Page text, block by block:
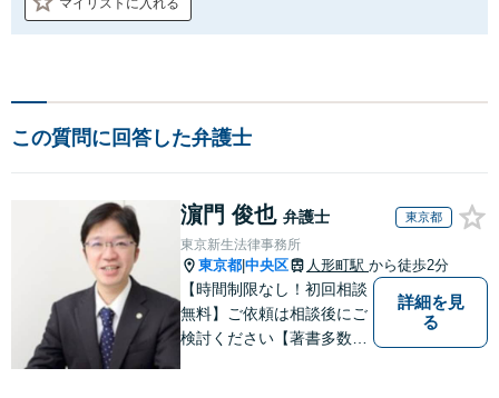
この質問に回答した弁護士
濵門 俊也 弁護士 東京都
東京新生法律事務所
東京都 中央区 人形町駅 から徒歩2分
【時間制限なし！初回相談
無料】ご依頼は相談後にご
検討ください【著書多数】
詳細を見
る